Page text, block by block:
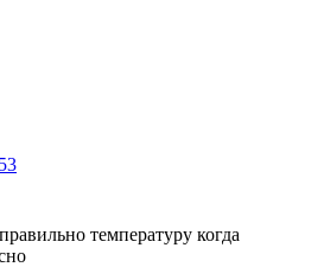
температуру когда